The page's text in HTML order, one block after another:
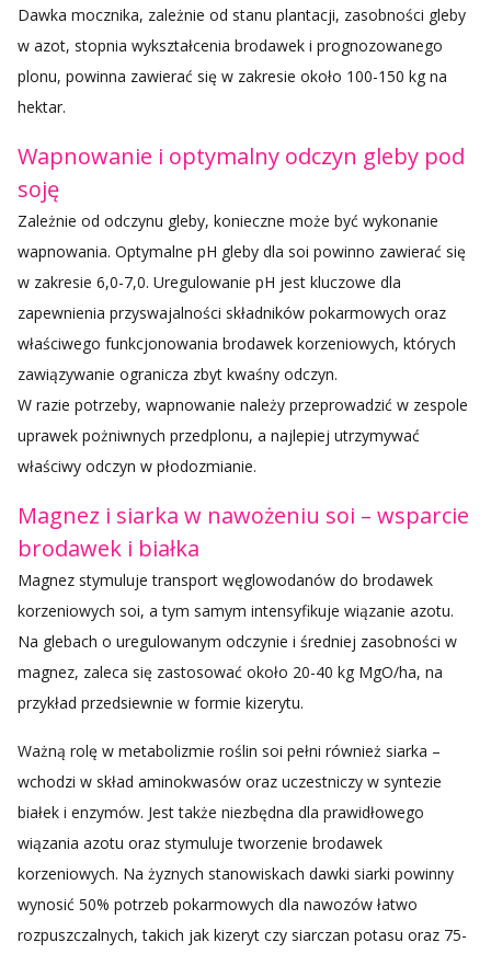
Dawka mocznika, zależnie od stanu plantacji, zasobności gleby
w azot, stopnia wykształcenia brodawek i prognozowanego
plonu, powinna zawierać się w zakresie około 100-150 kg na
hektar.
Wapnowanie i optymalny odczyn gleby pod
soję
Zależnie od odczynu gleby, konieczne może być wykonanie
wapnowania. Optymalne pH gleby dla soi powinno zawierać się
w zakresie 6,0-7,0. Uregulowanie pH jest kluczowe dla
zapewnienia przyswajalności składników pokarmowych oraz
właściwego funkcjonowania brodawek korzeniowych, których
zawiązywanie ogranicza zbyt kwaśny odczyn.
W razie potrzeby, wapnowanie należy przeprowadzić w zespole
uprawek pożniwnych przedplonu, a najlepiej utrzymywać
właściwy odczyn w płodozmianie.
Magnez i siarka w nawożeniu soi – wsparcie
brodawek i białka
Magnez stymuluje transport węglowodanów do brodawek
korzeniowych soi, a tym samym intensyfikuje wiązanie azotu.
Na glebach o uregulowanym odczynie i średniej zasobności w
magnez, zaleca się zastosować około 20-40 kg MgO/ha, na
przykład przedsiewnie w formie kizerytu.
Ważną rolę w metabolizmie roślin soi pełni również siarka –
wchodzi w skład aminokwasów oraz uczestniczy w syntezie
białek i enzymów. Jest także niezbędna dla prawidłowego
wiązania azotu oraz stymuluje tworzenie brodawek
korzeniowych. Na żyznych stanowiskach dawki siarki powinny
wynosić 50% potrzeb pokarmowych dla nawozów łatwo
rozpuszczalnych, takich jak kizeryt czy siarczan potasu oraz 75-